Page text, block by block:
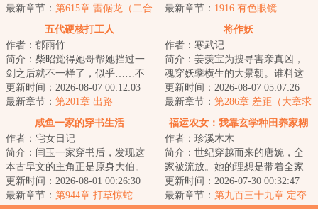
了……这考的都什么...
最新章节： 第615章 雷倨龙（二合
檀回到现代，发...
最新章节： 1916.有色眼镜
五代硬核打工人
作者：郁雨竹
简介：柴昭觉得她哥帮她挡过一
剑之后就不一样了，似乎……不
是他了。他总会说些郑先生都没
听过的，她听起...
更新时间：2026-08-07 00:12:03
最新章节： 第201章 出路
将作妖
作者：寒武记
简介：姜羡宝为搜寻害亲真凶，
魂穿妖孽横生的大景朝。谁料这
里破案，不看证据，只靠卦师！
这不巧了嘛？！...
更新时间：2026-08-07 05:07:26
最新章节： 第286章 差距（大章求
月票）
咸鱼一家的穿书生活
作者：宅女日记
简介：闫玉一家穿书后，发现这
本古早文的主角正是原身大伯。
他们是扒着大伯喝血，早早被分
家，在全文末尾...
更新时间：2026-08-01 00:26:30
最新章节： 第944章 打草惊蛇
福运农女：我靠玄学种田养家糊
作者：珍溪木木
简介：世纪穿越而来的唐婉，全
家被流放。她的理想是带着全家
去致富，从此山高水长，远离朝
堂恩怨。只是理...
更新时间：2026-07-30 00:32:47
最新章节： 第九百三十九章 定夺